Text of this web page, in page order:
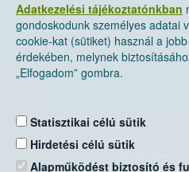
Adatkezelési tájékoztatónkban
gondoskodunk személyes adatai
cookie-kat (sütiket) használ a
érdekében, melynek
„Elfogadom” gombra.
Statisztikai célú sütik
Hirdetési célú sütik
Alapműködést biztosító és
Nemzeti